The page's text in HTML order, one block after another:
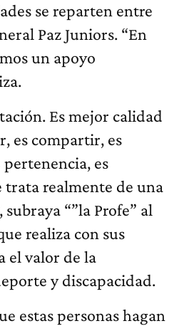
se reparten entre
Paz Juniors. “En
un apoyo
Es mejor calidad
es compartir, es
es
trata realmente de una
“”la Profe” al
realiza con sus
el valor de la
y discapacidad.
estas personas hagan